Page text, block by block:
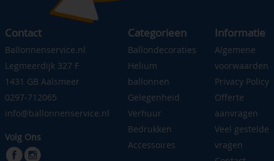
Contact
Ballonnenservice.nl
Legmeerdijk 327 F
1431 GB Aalsmeer
0297-712065
info@ballonnenservice.nl
Volg Ons
Categorieen
Ballondecoraties
Helium
ballonnen
Gelegenheid
Verhuur
Bedrukken
Accessoires
Informatie
Algemene
voorwaarden
Privacy Policy
Offerte
aanvragen
Veel gestelde
vragen